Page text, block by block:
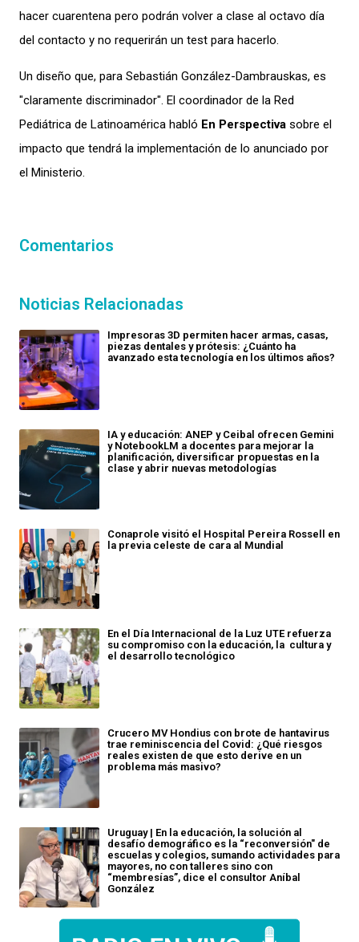
hacer cuarentena pero podrán volver a clase al octavo día
del contacto y no requerirán un test para hacerlo.
Un diseño que, para Sebastián González-Dambrauskas, es
"claramente discriminador". El coordinador de la Red
Pediátrica de Latinoamérica habló En Perspectiva sobre el
impacto que tendrá la implementación de lo anunciado por
el Ministerio.
Comentarios
Noticias Relacionadas
Impresoras 3D permiten hacer armas, casas,
piezas dentales y prótesis: ¿Cuánto ha
avanzado esta tecnología en los últimos años?
IA y educación: ANEP y Ceibal ofrecen Gemini
y NotebookLM a docentes para mejorar la
planificación, diversificar propuestas en la
clase y abrir nuevas metodologías
Conaprole visitó el Hospital Pereira Rossell en
la previa celeste de cara al Mundial
En el Día Internacional de la Luz UTE refuerza
su compromiso con la educación, la cultura y
el desarrollo tecnológico
Crucero MV Hondius con brote de hantavirus
trae reminiscencia del Covid: ¿Qué riesgos
reales existen de que esto derive en un
problema más masivo?
Uruguay | En la educación, la solución al
desafío demográfico es la “reconversión" de
escuelas y colegios, sumando actividades para
mayores, no con talleres sino con
“membresías”, dice el consultor Aníbal
González